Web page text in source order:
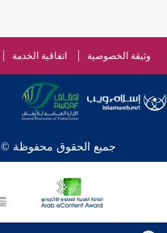
وثيقة الخصوصية اتفاقية الخدمة
جميع الحقوق محفوظة © 2026 - 1998 لشبكة إسلام ويب